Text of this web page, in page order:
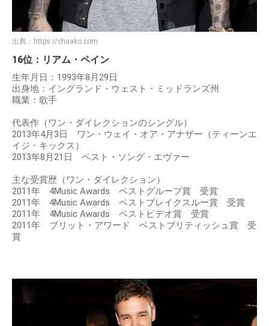
出典： https://chaako.com
16位：リアム・ペイン
生年月日：1993年8月29日
出身地：イングランド・ウェスト・ミッドランズ州
職業：歌手
代表作（ワン・ダイレクションのシングル）
2013年4月3日 ワン・ウェイ・オア・アナザー（ティーンエ
イジ・キックス）
2013年8月21日 ベスト・ソング・エヴァー
主な受賞歴（ワン・ダイレクション）
2011年 4Music Awards ベストグループ賞 受賞
2011年 4Music Awards ベストブレイクスルー賞 受賞
2011年 4Music Awards ベストビデオ賞 受賞
2011年 ブリット・アワード ベストブリティッシュ賞 受
賞